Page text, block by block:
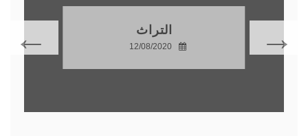
الحقوق والعلوم
الإنسانية